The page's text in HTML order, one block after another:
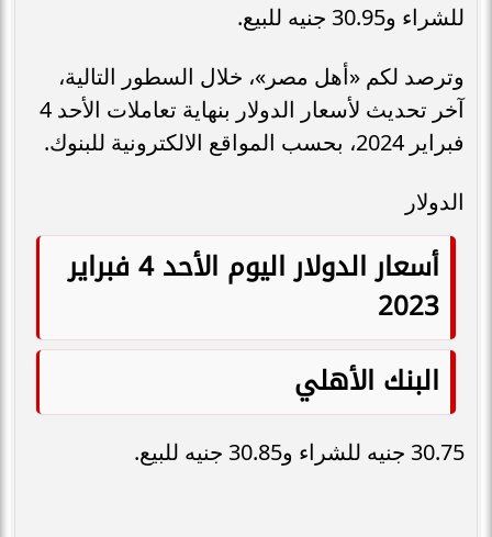
للشراء و30.95 جنيه للبيع.
وترصد لكم «أهل مصر»، خلال السطور التالية،
آخر تحديث لأسعار الدولار بنهاية تعاملات الأحد 4
فبراير 2024، بحسب المواقع الالكترونية للبنوك.
الدولار
أسعار الدولار اليوم الأحد 4 فبراير
2023
البنك الأهلي
30.75 جنيه للشراء و30.85 جنيه للبيع.